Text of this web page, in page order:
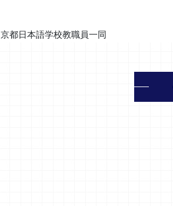
京都日本語学校教職員一同